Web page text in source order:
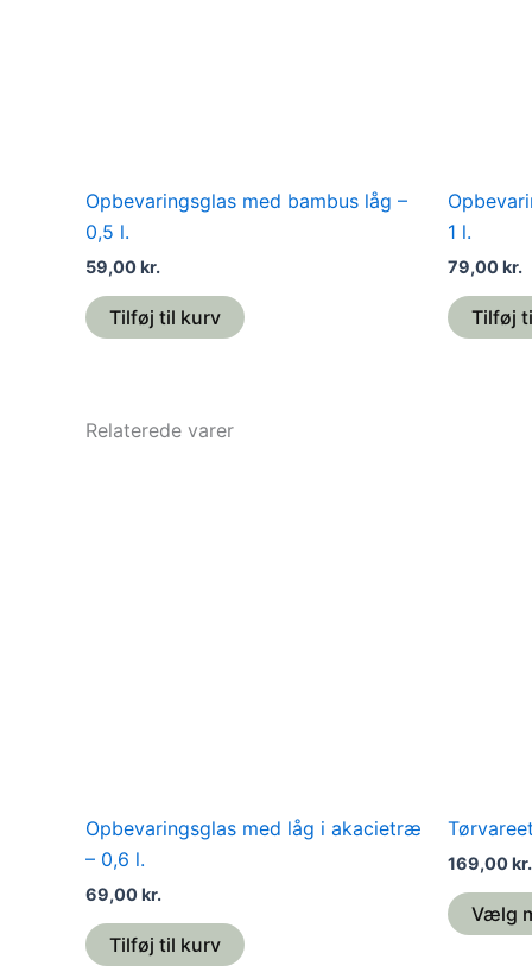
Opbevaringsglas med bambus låg –
0,5 l.
59,00kr.
Tilføj til kurv
1 l.
79,00kr.
Tilføj
Relaterede varer
Opbevaringsglas med låg i akacietræ
– 0,6 l.
69,00kr.
Tilføj til kurv
169,00kr.
Vælg